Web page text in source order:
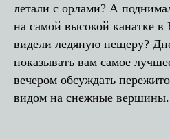
летали с орлами? А
на самой высокой канатке
видели ледяную пещеру?
показывать вам самое
вечером обсуждать
видом на снежные вершины.